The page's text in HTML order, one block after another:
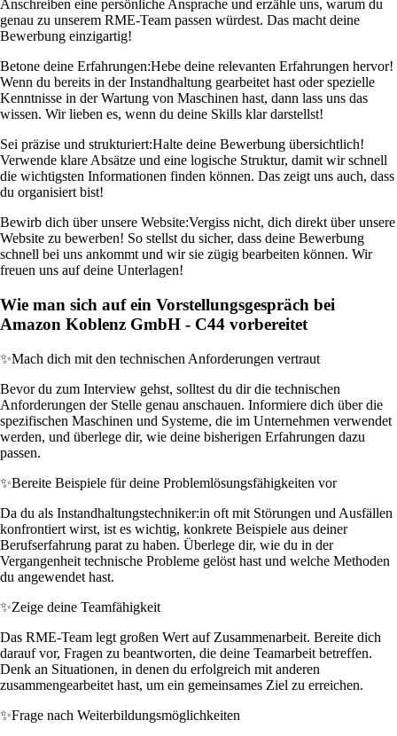
Anschreiben eine persönliche Ansprache und erzähle uns, warum du
genau zu unserem RME-Team passen würdest. Das macht deine
Bewerbung einzigartig!
Betone deine Erfahrungen:Hebe deine relevanten Erfahrungen hervor!
Wenn du bereits in der Instandhaltung gearbeitet hast oder spezielle
Kenntnisse in der Wartung von Maschinen hast, dann lass uns das
wissen. Wir lieben es, wenn du deine Skills klar darstellst!
Sei präzise und strukturiert:Halte deine Bewerbung übersichtlich!
Verwende klare Absätze und eine logische Struktur, damit wir schnell
die wichtigsten Informationen finden können. Das zeigt uns auch, dass
du organisiert bist!
Bewirb dich über unsere Website:Vergiss nicht, dich direkt über unsere
Website zu bewerben! So stellst du sicher, dass deine Bewerbung
schnell bei uns ankommt und wir sie zügig bearbeiten können. Wir
freuen uns auf deine Unterlagen!
Wie man sich auf ein Vorstellungsgespräch bei
Amazon Koblenz GmbH - C44 vorbereitet
✨Mach dich mit den technischen Anforderungen vertraut
Bevor du zum Interview gehst, solltest du dir die technischen
Anforderungen der Stelle genau anschauen. Informiere dich über die
spezifischen Maschinen und Systeme, die im Unternehmen verwendet
werden, und überlege dir, wie deine bisherigen Erfahrungen dazu
passen.
✨Bereite Beispiele für deine Problemlösungsfähigkeiten vor
Da du als Instandhaltungstechniker:in oft mit Störungen und Ausfällen
konfrontiert wirst, ist es wichtig, konkrete Beispiele aus deiner
Berufserfahrung parat zu haben. Überlege dir, wie du in der
Vergangenheit technische Probleme gelöst hast und welche Methoden
du angewendet hast.
✨Zeige deine Teamfähigkeit
Das RME-Team legt großen Wert auf Zusammenarbeit. Bereite dich
darauf vor, Fragen zu beantworten, die deine Teamarbeit betreffen.
Denk an Situationen, in denen du erfolgreich mit anderen
zusammengearbeitet hast, um ein gemeinsames Ziel zu erreichen.
✨Frage nach Weiterbildungsmöglichkeiten